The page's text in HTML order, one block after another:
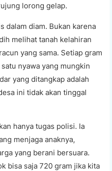
lorong gelap.
dalam diam. Bukan karena
melihat tanah kelahiran
yang sama. Setiap gram
nyawa yang mungkin
yang ditangkap adalah
ini tidak akan tinggal
hanya tugas polisi. Ia
menjaga anaknya,
yang berani bersuara.
bisa saja 720 gram jika kita